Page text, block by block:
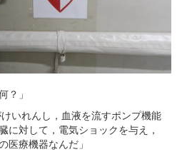
？」
いれんし，血液を流すポンプ機能
に対して，電気ショックを与え，
医療機器なんだ」